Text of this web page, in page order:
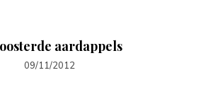
aardappels
09/11/2012